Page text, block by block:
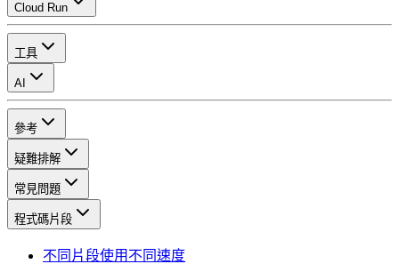
Cloud Run
工具
AI
參考
疑難排解
常見問題
程式碼片段
不同片段使用不同速度